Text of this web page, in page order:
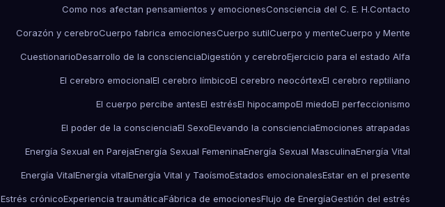
Como nos afectan pensamientos y emocionesConsciencia del C. E. H.Contacto
Corazón y cerebroCuerpo fabrica emocionesCuerpo sutilCuerpo y menteCuerpo y Mente
CuestionarioDesarrollo de la conscienciaDigestión y cerebroEjercicio para el estado Alfa
El cerebro emocionalEl cerebro límbicoEl cerebro neocórtexEl cerebro reptiliano
El cuerpo percibe antesEl estrésEl hipocampoEl miedoEl perfeccionismo
El poder de la conscienciaEl SexoElevando la conscienciaEmociones atrapadas
Energía Sexual en ParejaEnergía Sexual FemeninaEnergía Sexual MasculinaEnergía Vital
Energía VitalEnergía vitalEnergía Vital y TaoísmoEstados emocionalesEstar en el presente
Estrés crónicoExperiencia traumáticaFábrica de emocionesFlujo de EnergíaGestión del estrés